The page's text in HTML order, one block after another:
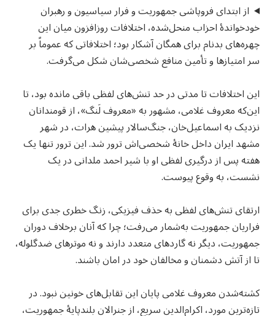
از ابتدای فروپاشی جمهوریت و فرار سیاسیون و رهبران
خودخواندهٔ احزاب منحل‌شده، اختلافات روزافزون میان این
چهره‌های بدنام برای همگان آشکار بود؛ اختلافاتی که عموماً بر
سر امتیازها و تأمین منافع شخصی‌شان شکل می‌گرفت.
این اختلافات تا مدتی در حد تنش‌های لفظی باقی مانده بود، تا
این‌که معروف غلامی، مشهور به «معروف لَنگ»، از قومندانان
نزدیک به اسماعیل‌خان، جنگ‌سالار پیشین هرات، در شهر
مشهد ایران داخل خانهٔ شخصی‌اش ترور شد. این ترور تنها یک
هفته پس از درگیری لفظی او با شیر احمد ملدانی در یک
نشست، به وقوع پیوست.
ارتقای تنش‌های لفظی به حذف فیزیکی، زنگ خطری جدی برای
فراریان جمهوریت به‌شمار می‌رفت؛ چرا که آنان برخلاف دوران
جمهوریت، دیگر نه گاردهای متعدد دارند و نه موترهای ضدگلوله،
تا از آتش دشمنان و مخالفان خود در امان باشند.
کشته‌شدن معروف غلامی پایان این تقابل‌های خونین نبود. در
تازه‌ترین مورد، اکرام‌الدین سریع، از جنرالان بلندپایهٔ جمهوریت،